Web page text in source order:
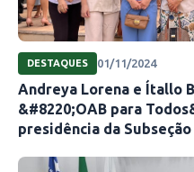
DESTAQUES 01/11/2024
Andreya Lorena e Ítallo
&#8220;OAB para
presidência da